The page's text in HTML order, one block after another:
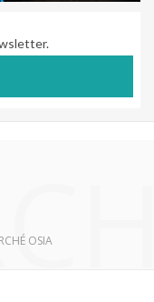
OSIA